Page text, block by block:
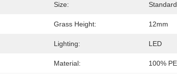
Size: Standard
Grass Height: 12mm
Lighting: LED
Material: 100% PE